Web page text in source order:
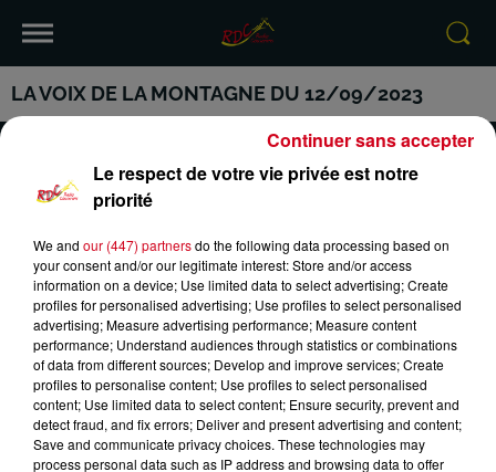
LA VOIX DE LA MONTAGNE DU 12/09/2023
RDC CONTACT
Mentions Légales Conditions Générales d'Utilisation
Politique de Confidentialité Politique Cookies
Le respect de votre vie privée est notre
priorité
We and our (447) partnersdo the following data processing based on
your consent and/or our legitimate interest: Store and/or access
information on a device; Use limited data to select advertising; Create
profiles for personalised advertising; Use profiles to select personalised
advertising; Measure advertising performance; Measure content
performance; Understand audiences through statistics or combinations
of data from different sources; Develop and improve services; Create
profiles to personalise content; Use profiles to select personalised
content; Use limited data to select content; Ensure security, prevent and
detect fraud, and fix errors; Deliver and present advertising and content;
Save and communicate privacy choices. These technologies may
process personal data such as IP address and browsing data to offer
Continuer sans accepter